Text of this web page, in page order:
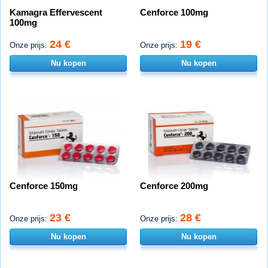
Kamagra Effervescent
100mg
Onze prijs: 24 €
Nu kopen
Cenforce 100mg
Onze prijs: 19 €
Nu kopen
Cenforce 150mg
Onze prijs: 23 €
Nu kopen
Cenforce 200mg
Onze prijs: 28 €
Nu kopen